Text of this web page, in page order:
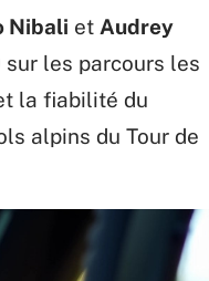
Nibali et Audrey
sur les parcours les
la fiabilité du
alpins du Tour de